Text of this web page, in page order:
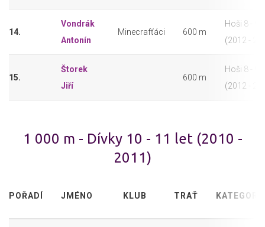
14.
Vondrák
Antonín
Minecrafťáci 600 m
Hoši 8 - 9
(2012 -
15.
Štorek
Jiří
600 m
Hoši 8 - 9
(2012 -
1 000 m - Dívky 10 - 11 let (2010 -
2011)
POŘADÍ JMÉNO KLUB TRAŤ